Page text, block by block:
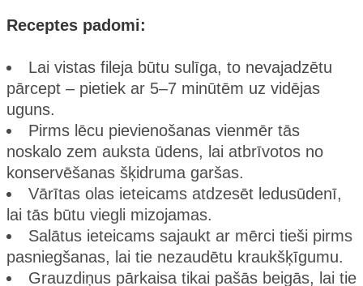
Receptes padomi:
Lai vistas fileja būtu sulīga, to nevajadzētu
pārcept – pietiek ar 5–7 minūtēm uz vidējas
uguns.
Pirms lēcu pievienošanas vienmēr tās
noskalo zem auksta ūdens, lai atbrīvotos no
konservēšanas šķidruma garšas.
Vārītas olas ieteicams atdzesēt ledusūdenī,
lai tās būtu viegli mizojamas.
Salātus ieteicams sajaukt ar mērci tieši pirms
pasniegšanas, lai tie nezaudētu kraukšķīgumu.
Grauzdiņus pārkaisa tikai pašās beigās, lai tie